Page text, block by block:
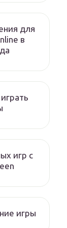
для
в
игр c
игры